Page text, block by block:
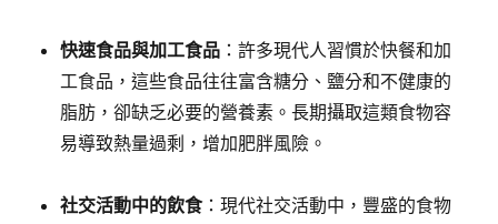
快速食品與加工食品 ：許多現代人習慣於快餐和加
工食品，這些食品往往富含糖分、鹽分和不健康的
脂肪，卻缺乏必要的營養素。長期攝取這類食物容
易導致熱量過剩，增加肥胖風險。
社交活動中的飲食：現代社交活動中，豐盛的食物